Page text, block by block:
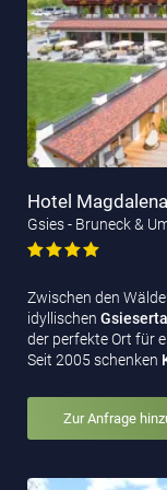
Hotel
Gsies - Bruneck &
Zwischen den
idyllischen
der perfekte Ort für
Seit 2005 schenken
Zur Anfrage